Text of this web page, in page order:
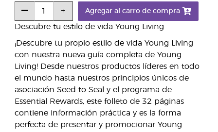
Descubre tu estilo de vida Young Living
¡Descubre tu propio estilo de vida Young Living
con nuestra nueva guía completa de Young
Living! Desde nuestros productos líderes en todo
el mundo hasta nuestros principios únicos de
asociación Seed to Seal y el programa de
Essential Rewards, este folleto de 32 páginas
contiene información práctica y es la forma
perfecta de presentar y promocionar Young
Agregar al carro de compra